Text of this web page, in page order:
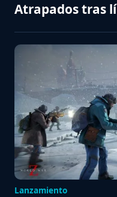
Atrapados tras
Lanzamiento